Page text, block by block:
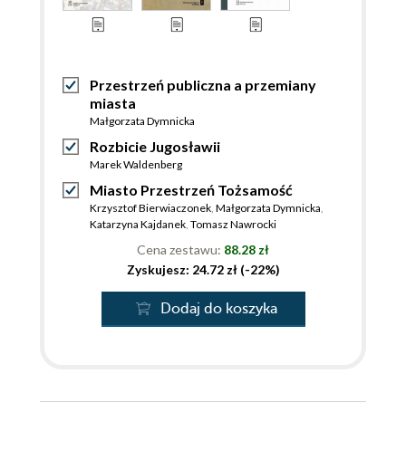
Przestrzeń publiczna a przemiany
miasta
Małgorzata Dymnicka
Rozbicie Jugosławii
Marek Waldenberg
Miasto Przestrzeń Tożsamość
Krzysztof Bierwiaczonek, Małgorzata Dymnicka,
Katarzyna Kajdanek, Tomasz Nawrocki
Cena zestawu: 88.28 zł
Zyskujesz: 24.72 zł (-22%)
Dodaj do koszyka